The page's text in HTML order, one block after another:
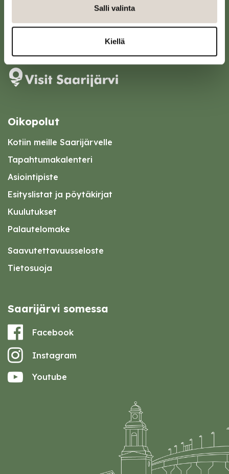
Salli valinta
Kiellä
kirjaamo@saarijarvi.fi
Oikopolut
Kotiin meille Saarijärvelle
Tapahtumakalenteri
Asiointipiste
Esityslistat ja pöytäkirjat
Kuulutukset
Palautelomake
Saavutettavuusseloste
Tietosuoja
Saarijärvi somessa
Facebook
Instagram
Youtube